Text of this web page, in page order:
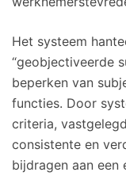
Het systeem
“geobjectiveerde
beperken van
functies. Door
criteria,
consistente en
bijdragen aan een